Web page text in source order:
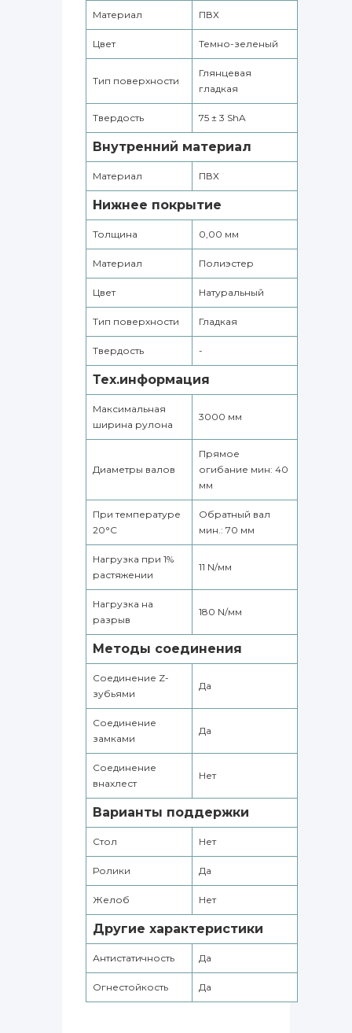
Материал ПВХ
Цвет Темно-зеленый
Тип поверхности
Глянцевая
гладкая
Твердость 75 ± 3 ShA
Внутренний материал
Материал ПВХ
Нижнее покрытие
Толщина 0,00 мм
Материал Полиэстер
Цвет Натуральный
Тип поверхности Гладкая
Твердость -
Тех.информация
Максимальная
ширина рулона
3000 мм
Диаметры валов
Прямое
огибание мин: 40
мм
При температуре
20°С
Обратный вал
мин.: 70 мм
Нагрузка при 1%
растяжении
11 N/мм
Нагрузка на
разрыв
180 N/мм
Методы соединения
Соединение Z-
зубьями
Да
Соединение
замками
Да
Соединение
внахлест
Нет
Варианты поддержки
Стол Нет
Ролики Да
Желоб Нет
Другие характеристики
Антистатичность Да
Огнестойкость Да